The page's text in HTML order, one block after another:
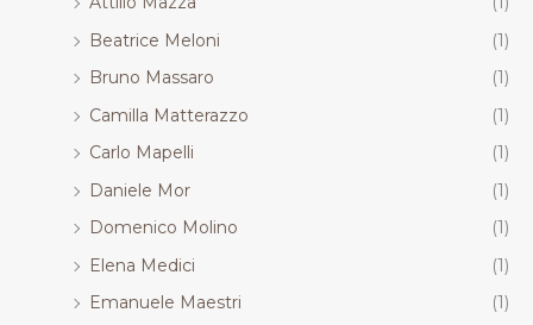
Beatrice Meloni
(1)
Bruno Massaro
(1)
Camilla Matterazzo
(1)
Carlo Mapelli
(1)
Daniele Mor
(1)
Domenico Molino
(1)
Elena Medici
(1)
Emanuele Maestri
(1)